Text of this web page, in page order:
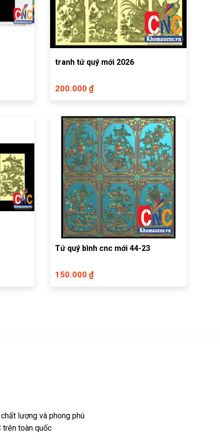
tranh tứ quý mới 2026
200.000 ₫
Tứ quý bình cnc mới 44-23
150.000 ₫
lượng và phong phú
trên toàn quốc